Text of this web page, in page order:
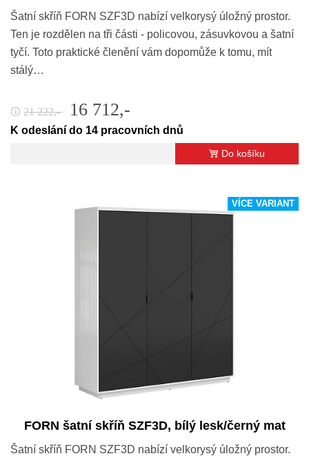
Šatní skříň FORN SZF3D nabízí velkorysý úložný prostor.
Ten je rozdělen na tři části - policovou, zásuvkovou a šatní
tyčí. Toto praktické členění vám dopomůže k tomu, mít
stálý…
🛈 21 222,- 16 712,-
K odeslání do 14 pracovních dnů
Do košíku
VÍCE VARIANT
FORN šatní skříň SZF3D, bílý lesk/černý mat
Šatní skříň FORN SZF3D nabízí velkorysý úložný prostor.